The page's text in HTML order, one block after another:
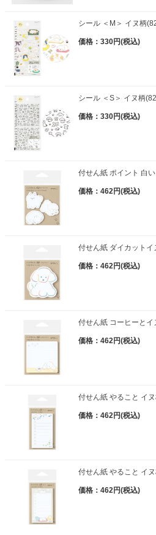
シール ＜M＞ イヌ柄
価格：330円(税込)
シール ＜S＞ イヌ柄
価格：330円(税込)
付せん紙 ポイント 白
価格：462円(税込)
付せん紙 ダイカット
価格：462円(税込)
付せん紙 コーヒーと
価格：462円(税込)
付せん紙 やること イ
価格：462円(税込)
付せん紙 やること イ
価格：462円(税込)